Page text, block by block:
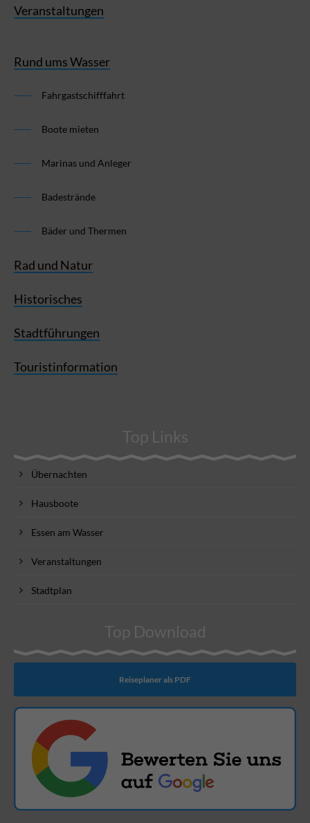
Veranstaltungen
Rund ums Wasser
Fahrgastschifffahrt
Boote mieten
Marinas und Anleger
Badestrände
Bäder und Thermen
Rad und Natur
Historisches
Stadtführungen
Touristinformation
Top Links
Übernachten
Hausboote
Essen am Wasser
Veranstaltungen
Stadtplan
Top Download
Reiseplaner als PDF